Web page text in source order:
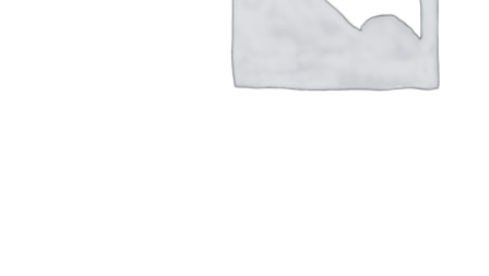
أنواع الموارد